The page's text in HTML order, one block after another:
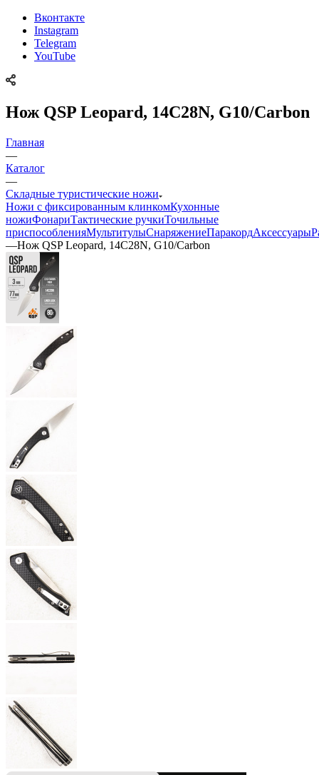
Вконтакте
Instagram
Telegram
YouTube
Нож QSP Leopard, 14C28N, G10/Carbon
Главная
—
Каталог
—
Складные туристические ножи
Ножи с фиксированным клинкомКухонные
ножиФонариТактические ручкиТочильные
приспособленияМультитулыСнаряжениеПаракордАксессуары
—Нож QSP Leopard, 14C28N, G10/Carbon